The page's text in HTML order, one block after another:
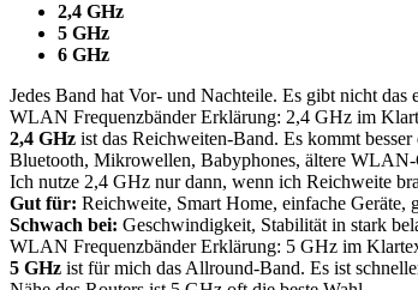
2,4 GHz
5 GHz
6 GHz
Jedes Band hat Vor- und Nachteile. Es gibt nicht
WLAN Frequenzbänder Erklärung: 2,4 GHz im
2,4 GHz ist das Reichweiten-Band. Es kommt
Bluetooth, Mikrowellen, Babyphones, ältere
Ich nutze 2,4 GHz nur dann, wenn ich Reichweite
Gut für: Reichweite, Smart Home, einfache Geräte,
Schwach bei: Geschwindigkeit, Stabilität in stark
WLAN Frequenzbänder Erklärung: 5 GHz im
5 GHz ist für mich das Allround-Band. Es ist